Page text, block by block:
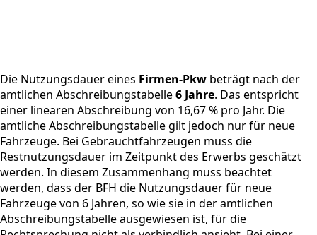
Die Nutzungsdauer eines Firmen-Pkw beträgt nach der
amtlichen Abschreibungstabelle6 Jahre. Das entspricht
einer linearen Abschreibung von 16,67 % pro Jahr. Die
amtliche Abschreibungstabelle gilt jedoch nur für neue
Fahrzeuge. Bei Gebrauchtfahrzeugen muss die
Restnutzungsdauer im Zeitpunkt des Erwerbs geschätzt
werden. In diesem Zusammenhang muss beachtet
werden, dass der BFH die Nutzungsdauer für neue
Fahrzeuge von 6 Jahren, so wie sie in der amtlichen
Abschreibungstabelle ausgewiesen ist, für die